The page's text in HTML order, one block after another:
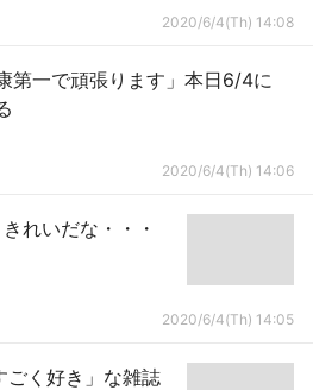
2020/6/4(Th) 14:08
第一で頑張ります」本日6/4に
2020/6/4(Th) 14:06
れいだな・・・
2020/6/4(Th) 14:05
ごく好き」な雑誌